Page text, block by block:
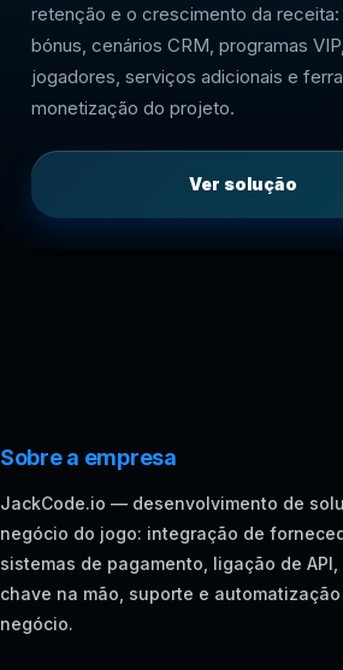
retenção e o crescimento da
bónus, cenários CRM, programas
jogadores, serviços adicionais e
monetização do projeto.
Ver solução
Sobre a empresa
JackCode.io — desenvolvimento de
negócio do jogo: integração de
sistemas de pagamento, ligação de
chave na mão, suporte e
negócio.